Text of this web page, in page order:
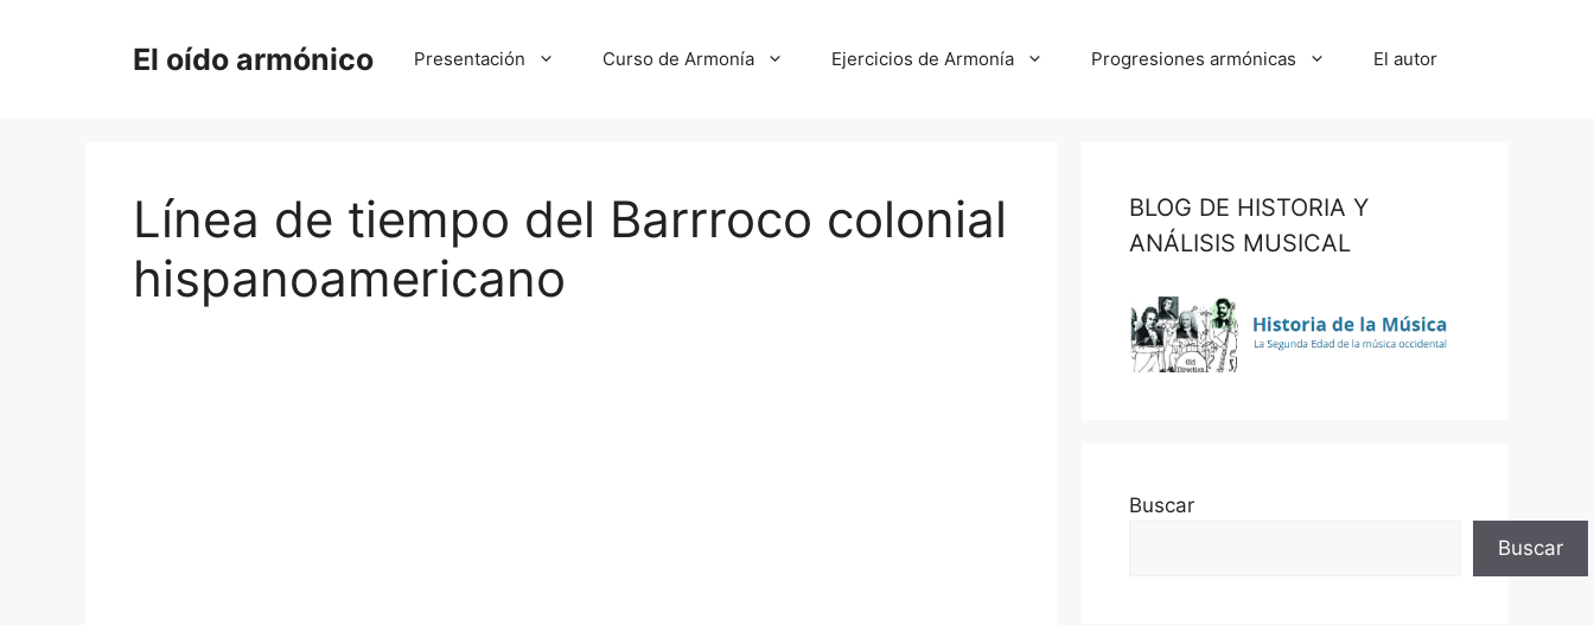
El oído armónico Presentación Curso de Armonía Ejercicios de Armonía Progresiones armónicas El autor
Línea de tiempo del Barrroco colonial
hispanoamericano
BLOG DE HISTORIA Y
ANÁLISIS MUSICAL
Buscar
Buscar